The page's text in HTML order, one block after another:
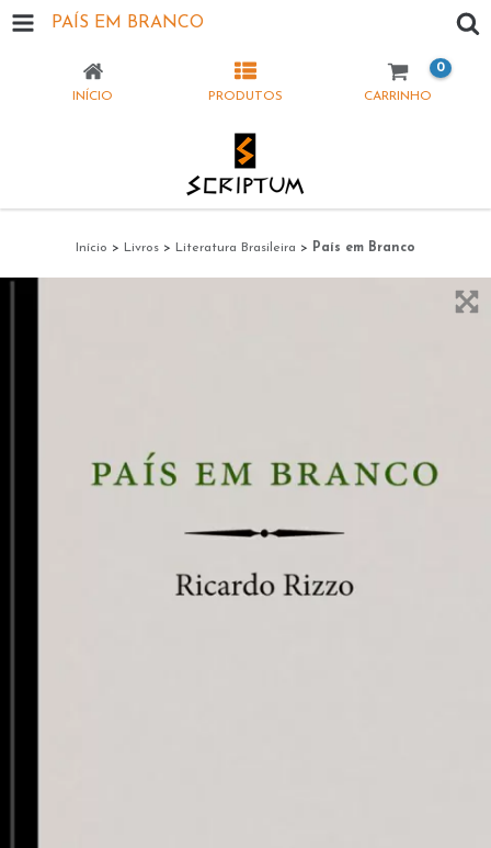
PAÍS EM BRANCO
INÍCIO PRODUTOS CARRINHO
0
Início > Livros > Literatura Brasileira > País em Branco